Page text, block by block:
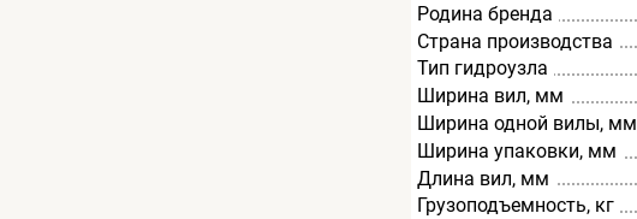
Родина бренда
Страна производства
Тип гидроузла
Ширина вил, мм
Ширина одной вилы, мм
Ширина упаковки, мм
Длина вил, мм
Грузоподъемность, кг